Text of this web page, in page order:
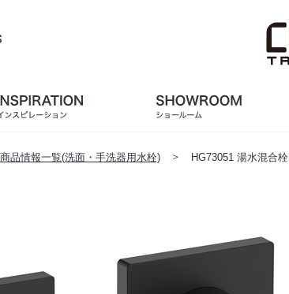
商品情報一覧(洗面・手洗器用水栓) HG73051 湯水混合栓